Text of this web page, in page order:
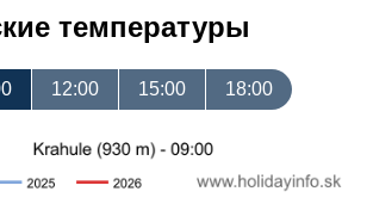
температуры
12:00 15:00 18:00